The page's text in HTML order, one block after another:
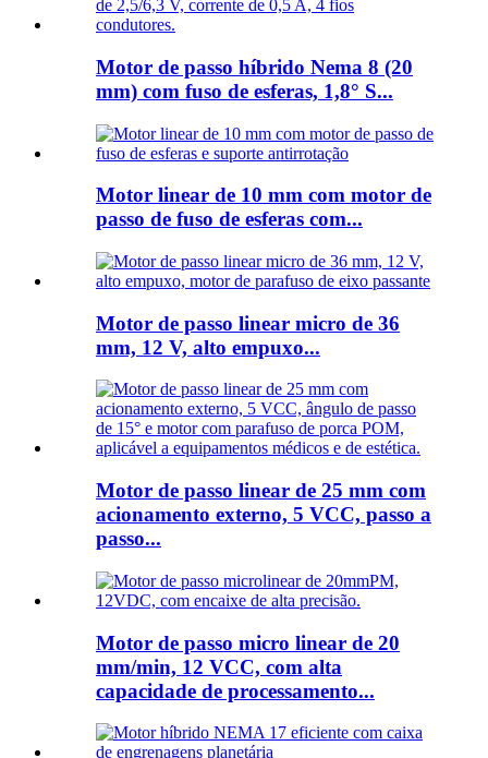
Motor de passo híbrido Nema 8 (20
mm) com fuso de esferas, 1,8° S...
Motor linear de 10 mm com motor de
passo de fuso de esferas com...
Motor de passo linear micro de 36
mm, 12 V, alto empuxo...
Motor de passo linear de 25 mm com
acionamento externo, 5 VCC, passo a
passo...
Motor de passo micro linear de 20
mm/min, 12 VCC, com alta
capacidade de processamento...